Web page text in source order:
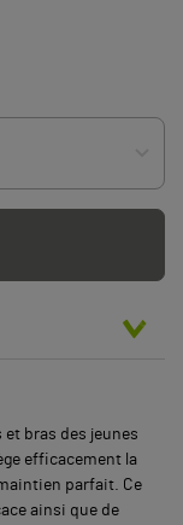
bras des jeunes
efficacement la
parfait. Ce
ainsi que de